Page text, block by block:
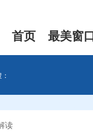
首页 最美窗口
读